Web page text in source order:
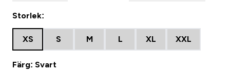
Storlek:
XS S M L XL XXL
Färg: Svart